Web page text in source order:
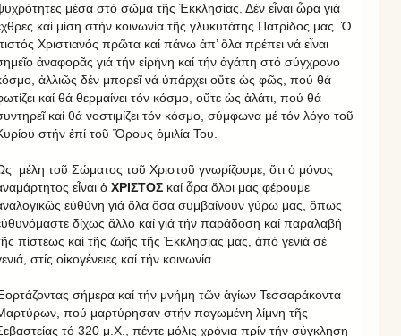
μέσα στό σῶμα τῆς Ἐκκλησίας. Δέν εἶναι ὧρα γιά
καί μίση στήν κοινωνία τῆς γλυκυτάτης Πατρίδος μας. Ὁ
Χριστιανός πρῶτα καί πάνω ἀπ’ ὅλα πρέπει νά εἶναι
ἀναφορᾶς γιά τήν εἰρήνη καί τήν ἀγάπη στό σύγχρονο
ἀλλιῶς δέν μπορεῖ νά ὑπάρχει οὔτε ὡς φῶς, πού θά
καί θά θερμαίνει τόν κόσμο, οὔτε ὡς ἁλάτι, πού θά
καί θά νοστιμίζει τόν κόσμο, σύμφωνα μέ τόν λόγο τοῦ
στήν ἐπί τοῦ Ὄρους ὁμιλία Του.
μέλη τοῦ Σώματος τοῦ Χριστοῦ γνωρίζουμε, ὅτι ὁ μόνος
εἶναι ὁ ΧΡΙΣΤΟΣ καί ἆρα ὅλοι μας φέρουμε
εὐθύνη γιά ὅλα ὅσα συμβαίνουν γύρω μας, ὅπως
δίχως ἄλλο καί γιά τήν παράδοση καί παραλαβή
πίστεως καί τῆς ζωῆς τῆς Ἐκκλησίας μας, ἀπό γενιά σέ
στίς οἰκογένειες καί τήν κοινωνία.
σήμερα καί τήν μνήμη τῶν ἁγίων Τεσσαράκοντα
πού μαρτύρησαν στήν παγωμένη λίμνη τῆς
τό 320 μ.Χ., πέντε μόλις χρόνια πρίν τήν σύγκληση